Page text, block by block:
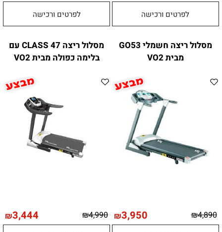
לפרטים ורכישה לפרטים ורכישה
מסלול ריצה חשמלי GO53
מבית VO2
₪4,890
₪3,950
מסלול ריצה CLASS 47 עם
בלימה כפולה מבית VO2
₪4,990
₪3,444